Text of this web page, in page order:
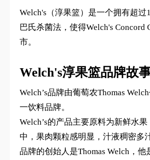
Welch's（淳果篮）是一个拥有超
巴氏杀菌法，使得Welch's
市。
Welch's淳果篮品牌故事
Welch’s品牌由葡萄农Thomas
一饮料品牌。
Welch’s的产品主要原料为新鲜水
中，果肉颗粒感明显，汁液稠密多
品牌的创始人是Thomas Welch，